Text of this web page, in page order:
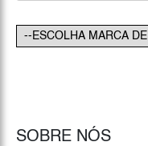
SOBRE NÓS